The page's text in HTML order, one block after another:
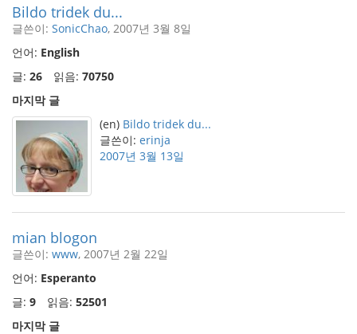
Bildo tridek du...
글쓴이: SonicChao, 2007년 3월 8일
언어: English
글: 26 읽음: 70750
마지막 글
(en) Bildo tridek du...
글쓴이: erinja
2007년 3월 13일
mian blogon
글쓴이: www, 2007년 2월 22일
언어: Esperanto
글: 9 읽음: 52501
마지막 글